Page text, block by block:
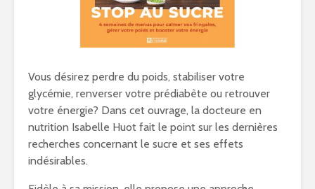
Vous désirez perdre du poids, stabiliser votre
glycémie, renverser votre prédiabète ou retrouver
votre énergie? Dans cet ouvrage, la docteure en
nutrition Isabelle Huot fait le point sur les dernières
recherches concernant le sucre et ses effets
indésirables.